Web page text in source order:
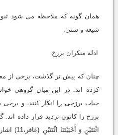
همان گونه که ملاحظه مى شود
شیعه و سنی.
ادله منکران برزخ
چنان که پیش تر گذشت، برخى از
کرده اند. در این میان گروهى
حیات برزخى را انکار کنند، و
برزخ را کانون تردید قرار داده اند.
اثْنَتَیْنِ وَ أَحْیَیْتَنَا اثْنَتَیْنِ